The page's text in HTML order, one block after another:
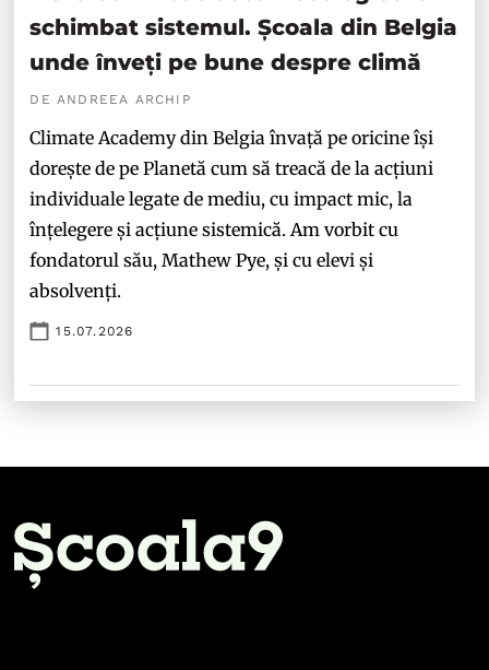
schimbat sistemul. Școala din Belgia
unde înveți pe bune despre climă
DE ANDREEA ARCHIP
Climate Academy din Belgia învață pe oricine își
dorește de pe Planetă cum să treacă de la acțiuni
individuale legate de mediu, cu impact mic, la
înțelegere și acțiune sistemică. Am vorbit cu
fondatorul său, Mathew Pye, și cu elevi și
absolvenți.
15.07.2026